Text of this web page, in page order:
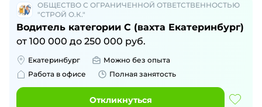
ОБЩЕСТВО С ОГРАНИЧЕННОЙ ОТВЕТСТВЕННОСТЬЮ
"СТРОЙ О.К."
Водитель категории C (вахта Екатеринбург)
от 100 000 до 250 000 руб.
Екатеринбург
Можно без опыта
Работа в офисе
Полная занятость
Откликнуться